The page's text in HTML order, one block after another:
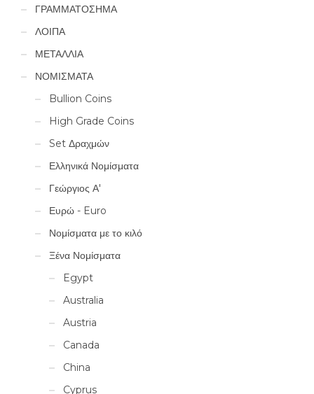
ΓΡΑΜΜΑΤΟΣΗΜΑ
ΛΟΙΠΑ
ΜΕΤΑΛΛΙΑ
ΝΟΜΙΣΜΑΤΑ
Bullion Coins
High Grade Coins
Set Δραχμών
Ελληνικά Νομίσματα
Γεώργιος Α'
Ευρώ - Euro
Νομίσματα με το κιλό
Ξένα Νομίσματα
Egypt
Australia
Austria
Canada
China
Cyprus